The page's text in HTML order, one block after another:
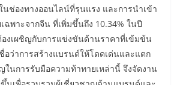
ช่องทางออนไลน์ที่รุนแรง และการนำเข้า
ฉพาะจากจีน ที่เพิ่มขึ้นถึง 10.34% ในปี
องเผชิญกับการแข่งขันด้านราคาที่เข้มข้น
อว่าการสร้างแบรนด์ให้โดดเด่นและแตก
ในการรับมือความท้าทายเหล่านี้ จึงจัดงาน